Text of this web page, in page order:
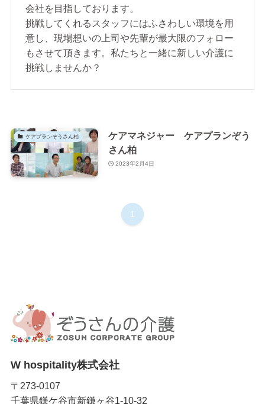
会社を目指しております。
挑戦してくれるスタッフにはふさわしい環境を用
意し、現場想いの上司や先輩が最大限のフォロー
もさせて頂きます。私たちと一緒に新しい介護に
挑戦しませんか？
お知らせ
ケアプランぞうさん柏
ケアマネジャー ケアプランぞう
さん柏
2023年2月4日
1
W hospitality株式会社
〒273-0107
千葉県鎌ケ谷市新鎌ヶ谷1-10-32